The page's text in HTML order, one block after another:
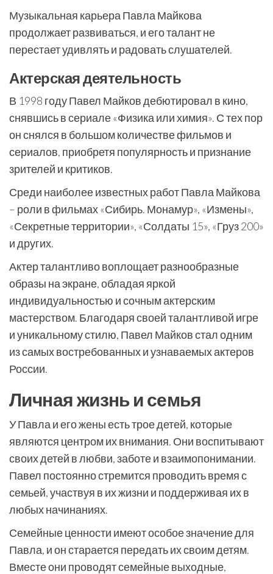
Музыкальная карьера Павла Майкова
продолжает развиваться, и его талант не
перестает удивлять и радовать слушателей.
Актерская деятельность
В 1998 году Павел Майков дебютировал в кино,
снявшись в сериале «Физика или химия». С тех пор
он снялся в большом количестве фильмов и
сериалов, приобретя популярность и признание
зрителей и критиков.
Среди наиболее известных работ Павла Майкова
– роли в фильмах «Сибирь. Монамур», «Измены»,
«Секретные территории», «Солдаты 15», «Груз 200»
и других.
Актер талантливо воплощает разнообразные
образы на экране, обладая яркой
индивидуальностью и сочным актерским
мастерством. Благодаря своей талантливой игре
и уникальному стилю, Павел Майков стал одним
из самых востребованных и узнаваемых актеров
России.
Личная жизнь и семья
У Павла и его жены есть трое детей, которые
являются центром их внимания. Они воспитывают
своих детей в любви, заботе и взаимопонимании.
Павел постоянно стремится проводить время с
семьей, участвуя в их жизни и поддерживая их в
любых начинаниях.
Семейные ценности имеют особое значение для
Павла, и он старается передать их своим детям.
Вместе они проводят семейные выходные,